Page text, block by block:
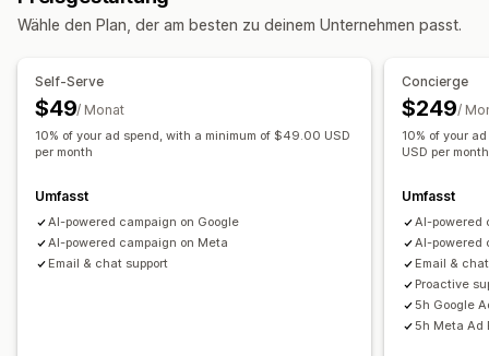
Retargeting
Kampagnenmanagement
KI-Optimierung
Gebotsoptimierung Vorlagen
KI-Copywriting
KI-Bilder und -Videos
Shoppable Videos
Pixel-Verwaltung
Leistungsanalyse
A/B-Tests
Leistungsverfolgung
Dashboards
Automatisierte Workflows
Benutzerdefiniertes Branding
Targeting-Regeln
Verhaltensverfolgung
Wähle den Plan, der am besten zu deinem Unternehmen passt.
Self-Serve
$49/ Monat
10% of your ad spend, with a minimum of $49.00 USD
per month
Umfasst
AI-powered campaign on Google
AI-powered campaign on Meta
Email & chat support
Concierge
$249/
10% of your
USD per month
Umfasst
AI-powered
AI-powered
Email &
Proactive
5h Google
5h Meta Ad